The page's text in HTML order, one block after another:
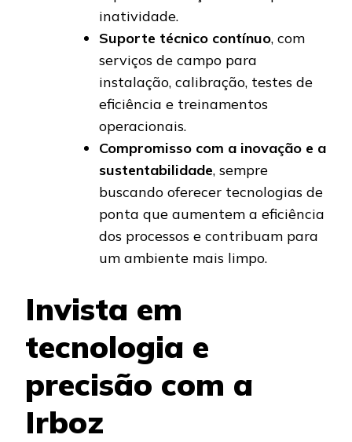
inatividade.
Suporte técnico contínuo, com
serviços de campo para
instalação, calibração, testes de
eficiência e treinamentos
operacionais.
Compromisso com a inovação e a
sustentabilidade, sempre
buscando oferecer tecnologias de
ponta que aumentem a eficiência
dos processos e contribuam para
um ambiente mais limpo.
Invista em
tecnologia e
precisão com a
Irboz